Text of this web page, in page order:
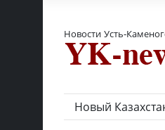
Новости Усть-
Новый